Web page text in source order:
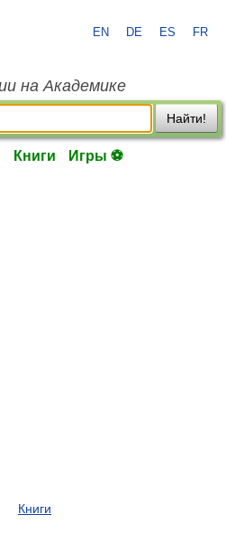
EN DE ES FR
на Академике
Найти!
Книги Игры ⚽
Книги